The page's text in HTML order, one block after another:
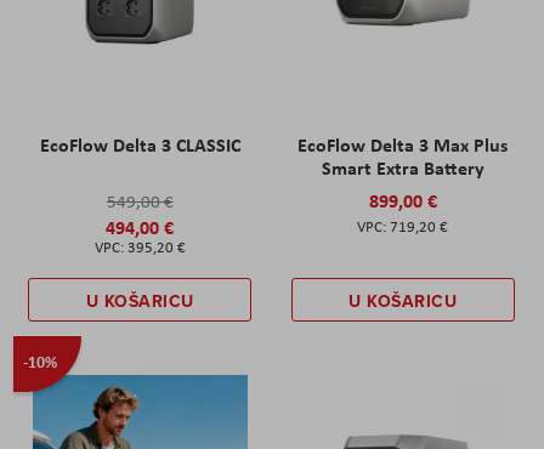
EcoFlow Delta 3 CLASSIC
549,00 €
494,00 €
395,20 €
U KOŠARICU
EcoFlow Delta 3 Max Plus
Smart Extra Battery
899,00 €
719,20 €
U KOŠARICU
-10%